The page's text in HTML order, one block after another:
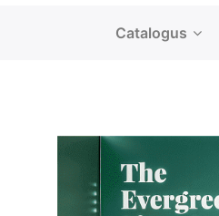
Catalogus